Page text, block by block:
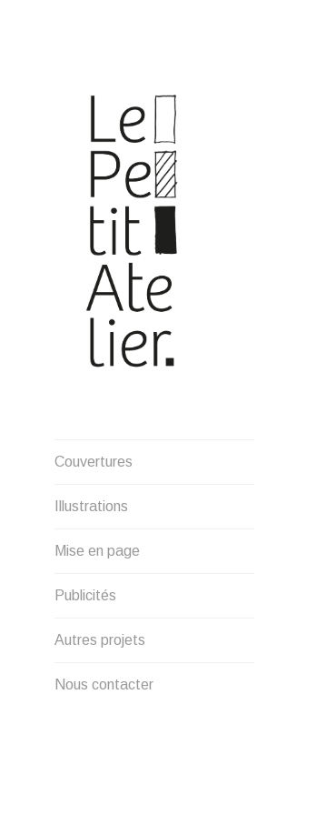
illustrations
Couvertures
Illustrations
Mise en page
Publicités
Autres projets
Nous contacter